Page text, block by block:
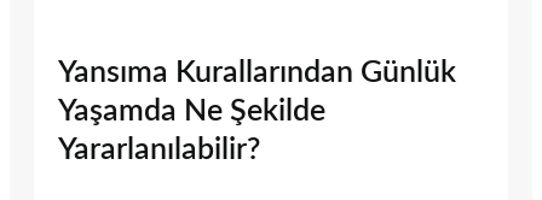
Yansıma Kurallarından Günlük
Yaşamda Ne Şekilde
Yararlanılabilir?